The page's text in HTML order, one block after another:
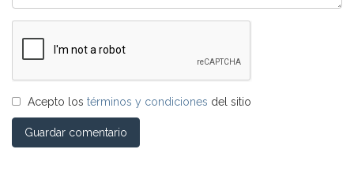
Acepto los términos y condiciones del sitio
Guardar comentario